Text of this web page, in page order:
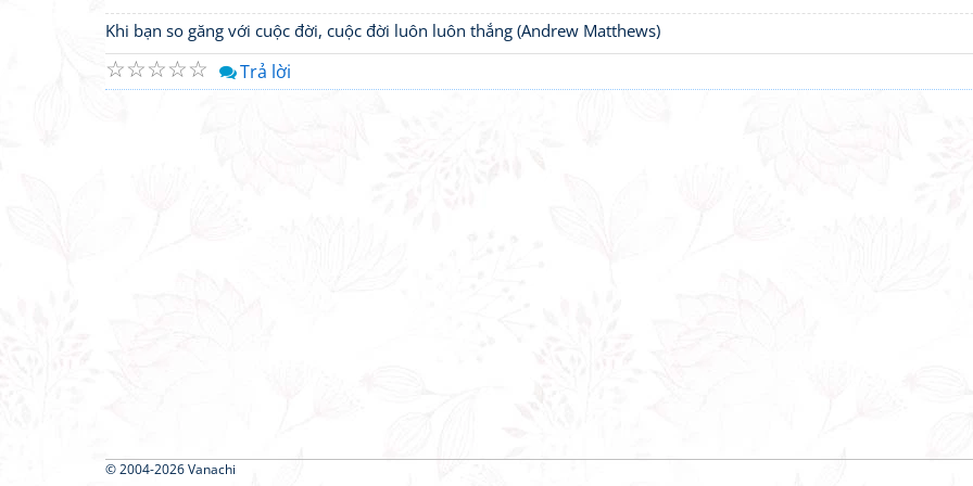
Khi bạn so găng với cuộc đời, cuộc đời luôn luôn thắng (Andrew Matthews)
☆
☆
☆
☆
☆ Trả lời
© 2004-2026 Vanachi